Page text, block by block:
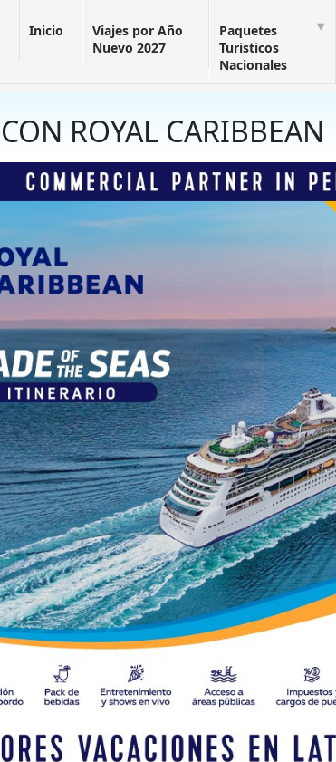
Inicio
Viajes por Año
Nuevo 2027
Paquetes
Turisticos
Nacionales
ROYAL CARIBBEAN